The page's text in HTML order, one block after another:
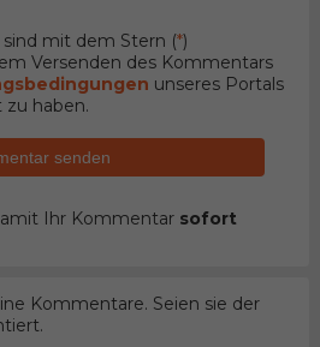
mit dem Stern (*)
Versenden des Kommentars
unseres Portals
haben.
senden
Ihr Kommentar sofort
Kommentare. Seien sie der